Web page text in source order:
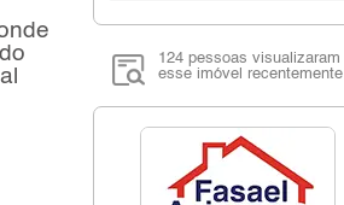
124 pessoas visualizaram
esse imóvel recentemente